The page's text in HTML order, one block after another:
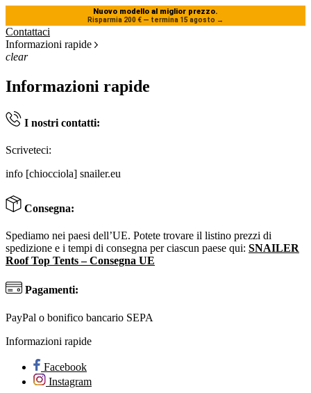
Nuovo modello al miglior prezzo.
Risparmia 200 € — termina 15 agosto →
Contattaci
Informazioni rapide
clear
Informazioni rapide
I nostri contatti:
Scriveteci:
info [chiocciola] snailer.eu
Consegna:
Spediamo nei paesi dell’UE. Potete trovare il listino prezzi di
spedizione e i tempi di consegna per ciascun paese qui: SNAILER
Roof Top Tents – Consegna UE
Pagamenti:
PayPal o bonifico bancario SEPA
Informazioni rapide
Facebook
Instagram